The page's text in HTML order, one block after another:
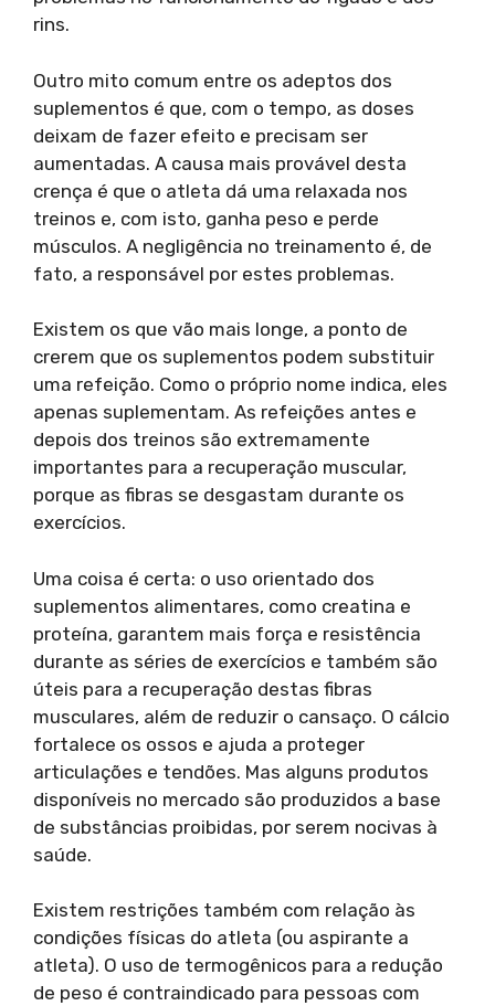
rins.
Outro mito comum entre os adeptos dos
suplementos é que, com o tempo, as doses
deixam de fazer efeito e precisam ser
aumentadas. A causa mais provável desta
crença é que o atleta dá uma relaxada nos
treinos e, com isto, ganha peso e perde
músculos. A negligência no treinamento é, de
fato, a responsável por estes problemas.
Existem os que vão mais longe, a ponto de
crerem que os suplementos podem substituir
uma refeição. Como o próprio nome indica, eles
apenas suplementam. As refeições antes e
depois dos treinos são extremamente
importantes para a recuperação muscular,
porque as fibras se desgastam durante os
exercícios.
Uma coisa é certa: o uso orientado dos
suplementos alimentares, como creatina e
proteína, garantem mais força e resistência
durante as séries de exercícios e também são
úteis para a recuperação destas fibras
musculares, além de reduzir o cansaço. O cálcio
fortalece os ossos e ajuda a proteger
articulações e tendões. Mas alguns produtos
disponíveis no mercado são produzidos a base
de substâncias proibidas, por serem nocivas à
saúde.
Existem restrições também com relação às
condições físicas do atleta (ou aspirante a
atleta). O uso de termogênicos para a redução
de peso é contraindicado para pessoas com